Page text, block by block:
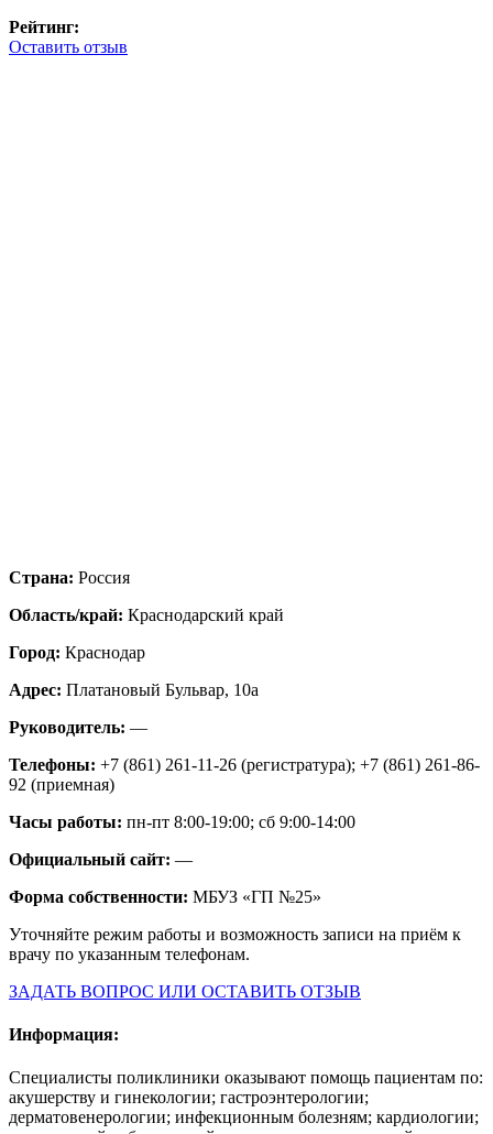
Рейтинг:
Оставить отзыв
Страна: Россия
Область/край: Краснодарский край
Город: Краснодар
Адрес: Платановый Бульвар, 10а
Руководитель: —
Телефоны: +7 (861) 261-11-26 (регистратура); +7 (861) 261-86-
92 (приемная)
Часы работы: пн-пт 8:00-19:00; сб 9:00-14:00
Официальный сайт: —
Форма собственности: МБУЗ «ГП №25»
Уточняйте режим работы и возможность записи на приём к
врачу по указанным телефонам.
ЗАДАТЬ ВОПРОС ИЛИ ОСТАВИТЬ ОТЗЫВ
Информация:
Специалисты поликлиники оказывают помощь пациентам по:
акушерству и гинекологии; гастроэнтерологии;
дерматовенерологии; инфекционным болезням; кардиологии;